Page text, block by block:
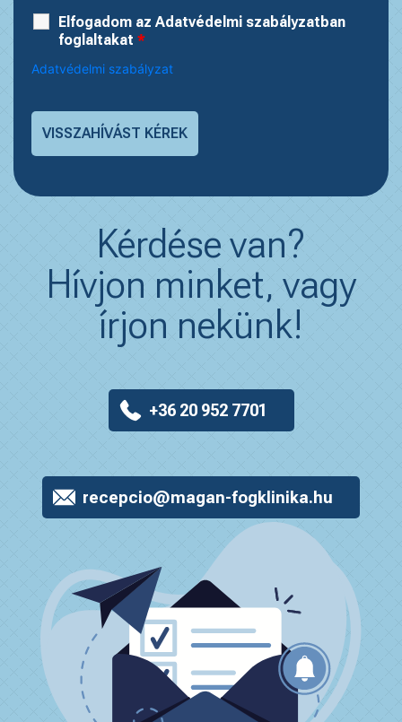
Elfogadom az Adatvédelmi szabályzatban
foglaltakat *
Adatvédelmi szabályzat
Kérdése van?
Hívjon minket, vagy
írjon nekünk!
+36 20 952 7701
recepcio@magan-fogklinika.hu